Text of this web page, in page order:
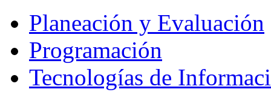
Planeación y Evaluación
Programación
Tecnologías de